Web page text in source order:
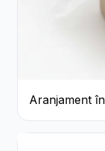
Aranjament
Trandafiri Roz